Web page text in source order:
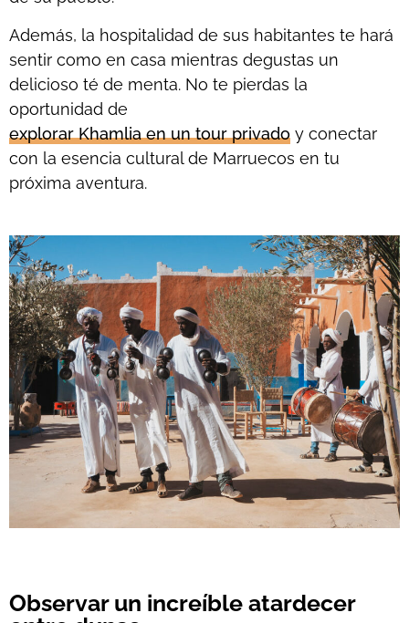
Además, la hospitalidad de sus habitantes te hará
sentir como en casa mientras degustas un
delicioso té de menta. No te pierdas la
oportunidad de
explorar Khamlia en un tour privado y conectar
con la esencia cultural de Marruecos en tu
próxima aventura.
Observar un increíble atardecer